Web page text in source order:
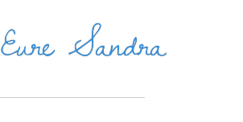
Eure Sandra